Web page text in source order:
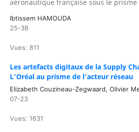
aéronautique française sous le
Ibtissem HAMOUDA
25-38
Vues: 811
Les artefacts digitaux de la Supply
L’Oréal au prisme de l’acteur réseau
Elizabeth Couzineau-Zegwaard, Olivier
07-23
Vues: 1631